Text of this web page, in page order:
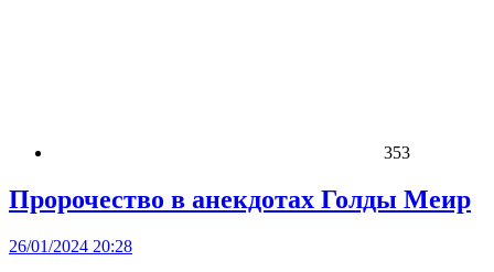
353
Пророчество в анекдотах Голды Меир
26/01/2024 20:28